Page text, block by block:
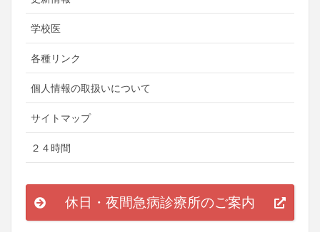
学校医
各種リンク
個人情報の取扱いについて
サイトマップ
２４時間
休日・夜間急病診療所のご案内